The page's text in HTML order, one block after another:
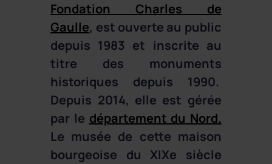
Fondation Charles de
Gaulle, est ouverte au public
depuis 1983 et inscrite au
titre des monuments
historiques depuis 1990.
Depuis 2014, elle est gérée
par le département du Nord.
Le musée de cette maison
bourgeoise du XIXe siècle